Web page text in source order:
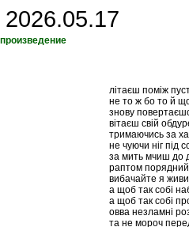
літаєш поміж
не то ж бо то й
знову
вітаєш свій
тримаючись за
не чуючи ніг під
за мить мчиш до
раптом порядний
вибачайте я
а щоб так собі
а щоб так собі
овва незламні
та не мороч